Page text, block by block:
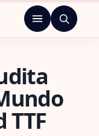
Menu
TTF